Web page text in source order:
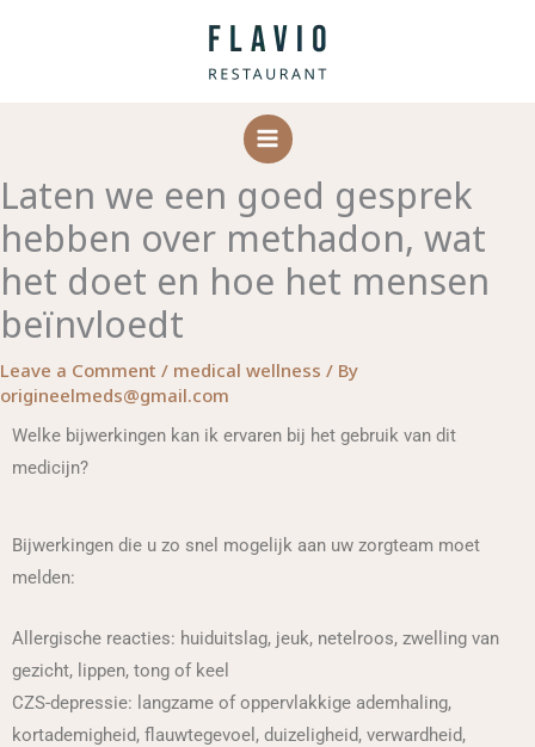
Laten we een goed gesprek
hebben over methadon, wat
het doet en hoe het mensen
beïnvloedt
Leave a Comment / medical wellness / By
origineelmeds@gmail.com
Welke bijwerkingen kan ik ervaren bij het gebruik van dit
medicijn?
Bijwerkingen die u zo snel mogelijk aan uw zorgteam moet
melden:
Allergische reacties: huiduitslag, jeuk, netelroos, zwelling van
gezicht, lippen, tong of keel
CZS-depressie: langzame of oppervlakkige ademhaling,
kortademigheid, flauwtegevoel, duizeligheid, verwardheid,